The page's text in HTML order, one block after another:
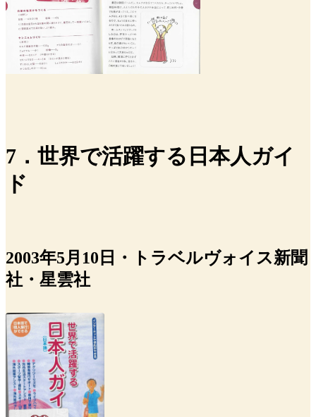
7．世界で活躍する日本人ガイ
ド
2003年5月10日・トラベルヴォイス新聞
社・星雲社